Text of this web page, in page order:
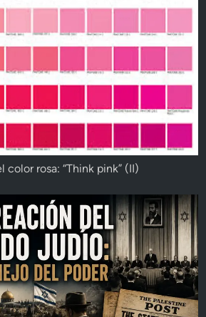
rosa: “Think pink” (II)